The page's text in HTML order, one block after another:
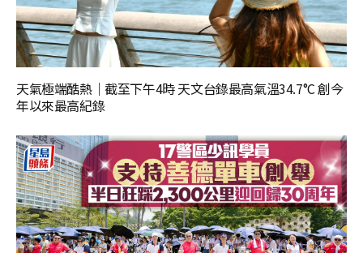
天氣極端酷熱｜截至下午4時 天文台錄最高氣溫34.7°C 創今
年以來最高紀錄